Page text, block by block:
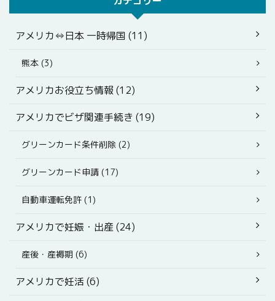
アメリカ⇔日本 一時帰国 (11)
熊本 (3)
アメリカお役立ち情報 (12)
アメリカでビザ関連手続き (19)
グリーンカード条件削除 (2)
グリーンカード申請 (17)
自動車運転免許 (1)
アメリカで妊娠・出産 (24)
産後・産褥期 (6)
アメリカで妊活 (6)